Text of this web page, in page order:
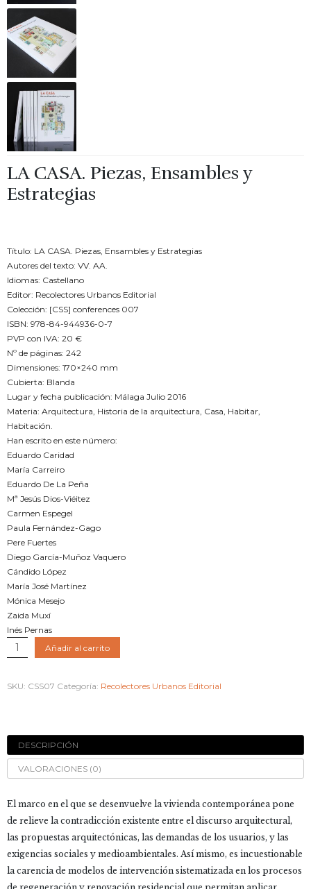
LA CASA. Piezas, Ensambles y
Estrategias
Título: LA CASA. Piezas, Ensambles y Estrategias
Autores del texto: VV. AA.
Idiomas: Castellano
Editor: Recolectores Urbanos Editorial
Colección: [CSS] conferences 007
ISBN: 978-84-944936-0-7
PVP con IVA: 20 €
Nº de páginas: 242
Dimensiones: 170×240 mm
Cubierta: Blanda
Lugar y fecha publicación: Málaga Julio 2016
Materia: Arquitectura, Historia de la arquitectura, Casa, Habitar,
Habitación.
Han escrito en este número:
Eduardo Caridad
María Carreiro
Eduardo De La Peña
Mª Jesús Dios-Viéitez
Carmen Espegel
Paula Fernández-Gago
Pere Fuertes
Diego García-Muñoz Vaquero
Cándido López
María José Martínez
Mónica Mesejo
Zaida Muxí
Inés Pernas
LA
CASA.
Ensambles
Añadir al carrito
SKU: CSS07 Categoría: Recolectores Urbanos Editorial
DESCRIPCIÓN
VALORACIONES (0)
El marco en el que se desenvuelve la vivienda contemporánea pone
de relieve la contradicción existente entre el discurso arquitectural,
las propuestas arquitectónicas, las demandas de los usuarios, y las
exigencias sociales y medioambientales. Así mismo, es incuestionable
la carencia de modelos de intervención sistematizada en los procesos